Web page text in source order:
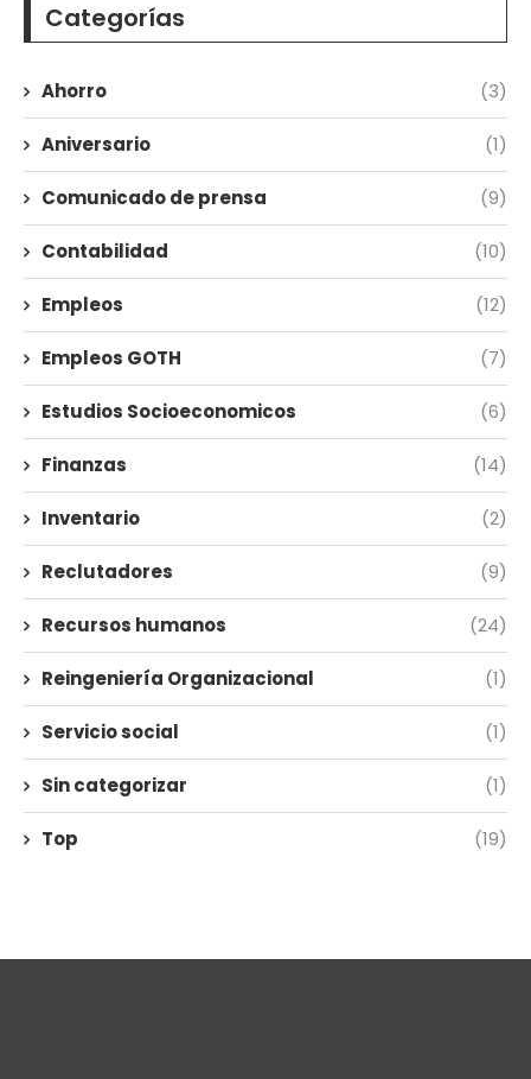
Categorías
Ahorro (3)
Aniversario (1)
Comunicado de prensa (9)
Contabilidad (10)
Empleos (12)
Empleos GOTH (7)
Estudios Socioeconomicos (6)
Finanzas (14)
Inventario (2)
Reclutadores (9)
Recursos humanos (24)
Reingeniería Organizacional (1)
Servicio social (1)
Sin categorizar (1)
Top (19)